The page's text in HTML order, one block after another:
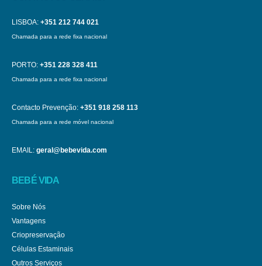
LISBOA: +351 212 744 021
Chamada para a rede fixa nacional
PORTO: +351 228 328 411
Chamada para a rede fixa nacional
Contacto Prevenção: +351 918 258 113
Chamada para a rede móvel nacional
EMAIL: geral@bebevida.com
BEBÉ VIDA
Sobre Nós
Vantagens
Criopreservação
Células Estaminais
Outros Serviços